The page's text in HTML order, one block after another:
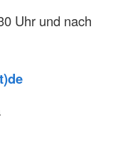
Uhr und nach